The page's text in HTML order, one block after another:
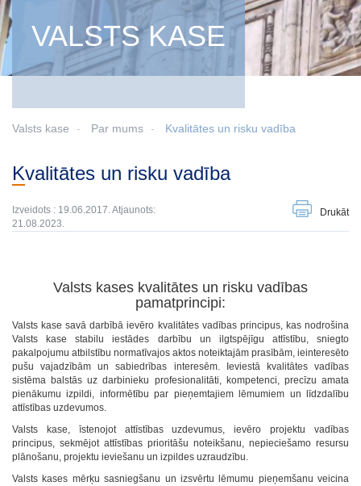
VALSTS KASE
Valsts kase Par mums Kvalitātes un risku vadība
Kvalitātes un risku vadība
Izveidots : 19.06.2017. Atjaunots:
21.08.2023.
Drukāt
Valsts kases kvalitātes un risku vadības
pamatprincipi:
Valsts kase savā darbībā ievēro kvalitātes vadības principus, kas nodrošina
Valsts kase stabilu iestādes darbību un ilgtspējīgu attīstību, sniegto
pakalpojumu atbilstību normatīvajos aktos noteiktajām prasībām, ieinteresēto
pušu vajadzībām un sabiedrības interesēm. Ieviestā kvalitātes vadības
sistēma balstās uz darbinieku profesionalitāti, kompetenci, precīzu amata
pienākumu izpildi, informētību par pieņemtajiem lēmumiem un līdzdalību
attīstības uzdevumos.
Valsts kase, īstenojot attīstības uzdevumus, ievēro projektu vadības
principus, sekmējot attīstības prioritāšu noteikšanu, nepieciešamo resursu
plānošanu, projektu ieviešanu un izpildes uzraudzību.
Valsts kases mērķu sasniegšanu un izsvērtu lēmumu pieņemšanu veicina